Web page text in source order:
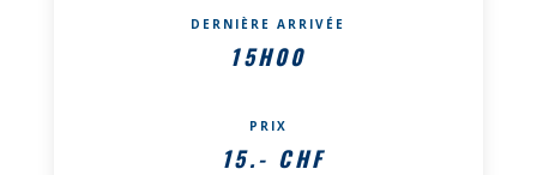
DERNIÈRE ARRIVÉE
15H00
PRIX
15.- CHF